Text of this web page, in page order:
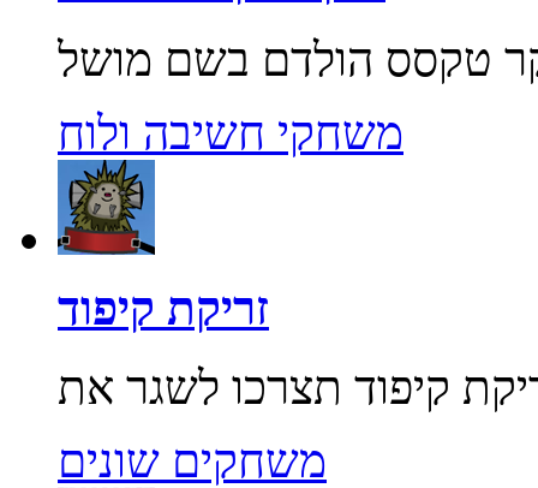
משחקי חשיבה ולוח
זריקת קיפוד
משחקים שונים